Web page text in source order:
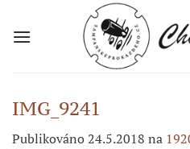
IMG_9241
Publikováno24.5.2018 na